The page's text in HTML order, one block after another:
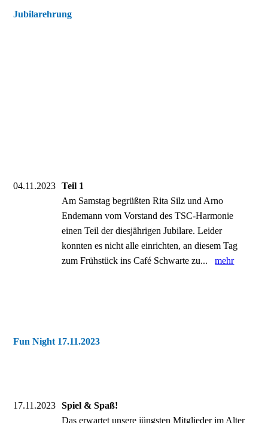
Jubilarehrung
04.11.2023
Teil 1
Am Samstag begrüßten Rita Silz und Arno
Endemann vom Vorstand des TSC-Harmonie
einen Teil der diesjährigen Jubilare. Leider
konnten es nicht alle einrichten, an diesem Tag
zum Frühstück ins Café Schwarte zu...mehr
Fun Night 17.11.2023
17.11.2023
Spiel & Spaß!
Das erwartet unsere jüngsten Mitglieder im Alter